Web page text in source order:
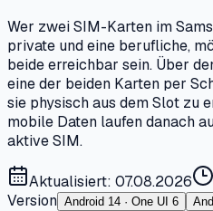
Wer zwei SIM-Karten im
private und eine berufliche,
beide erreichbar sein. Über
eine der beiden Karten per
sie physisch aus dem Slot zu
mobile Daten laufen danach
aktive SIM.
Aktualisiert: 07.08.2026
Version Android 14 · One UI 6